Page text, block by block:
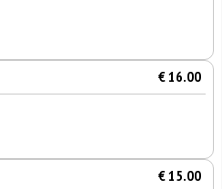
€ 16.00
€ 15.00